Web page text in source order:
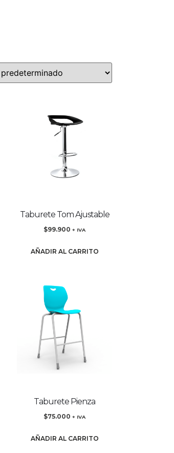
Taburete Tom Ajustable
$99.900 + IVA
AÑADIR AL CARRITO
Taburete Pienza
$75.000 + IVA
AÑADIR AL CARRITO